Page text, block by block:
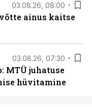
03.08.26, 08:00
ainus kaitse
03.08.26, 07:30
MTÜ juhatuse
hüvitamine